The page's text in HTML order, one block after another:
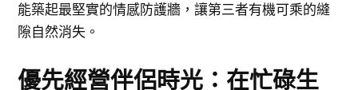
能築起最堅實的情感防護牆，讓第三者有機可乘的縫
隙自然消失。
優先經營伴侶時光：在忙碌生